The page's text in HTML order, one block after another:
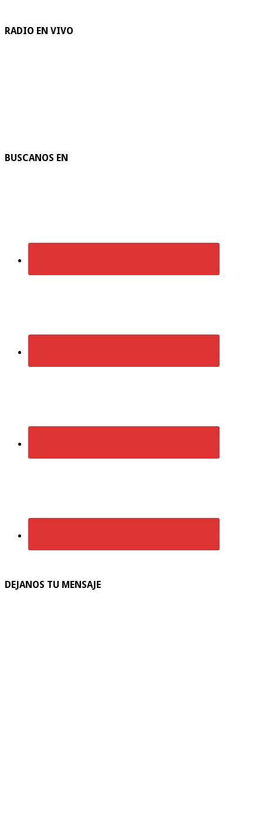
RADIO EN VIVO
BUSCANOS EN
DEJANOS TU MENSAJE